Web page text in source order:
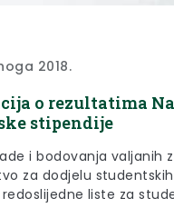
2018.
o rezultatima
stipendije
i bodovanja valjanih
za dodjelu
liste za